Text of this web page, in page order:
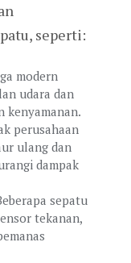
seperti:
modern
udara dan
kenyamanan.
perusahaan
ulang dan
dampak
sepatu
tekanan,